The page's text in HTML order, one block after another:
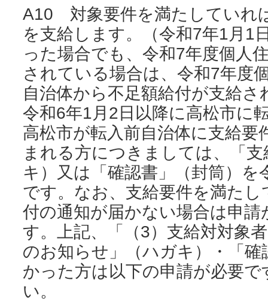
A10 対象要件を満たしていれ
を支給します。（令和7年1月1
った場合でも、令和7年度個人
されている場合は、令和7年度
自治体から不足額給付が支給さ
令和6年1月2日以降に高松市に
高松市が転入前自治体に支給要
まれる方につきましては、「
キ）又は「確認書」（封筒）を
です。なお、支給要件を満た
付の通知が届かない場合は申
す。上記、「（3）支給対対象
のお知らせ」（ハガキ）・「
かった方は以下の申請が必要
い。